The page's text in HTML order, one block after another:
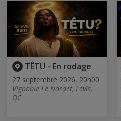
TÊTU - En rodage
27 septembre 2026, 20h00
Vignoble Le Nordet, Lévis,
QC